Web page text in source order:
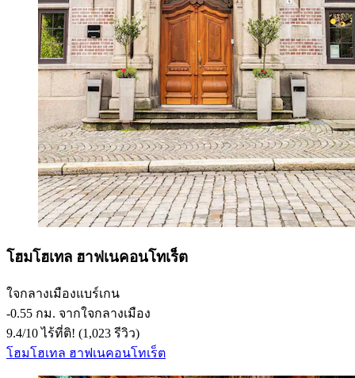
โฮมโฮเทล ฮาฟเนคอนโทเร็ต
ใจกลางเมืองแบร์เกน
‐0.55 กม. จากใจกลางเมือง
9.4/10ไร้ที่ติ! (1,023 รีวิว)
โฮมโฮเทล ฮาฟเนคอนโทเร็ต